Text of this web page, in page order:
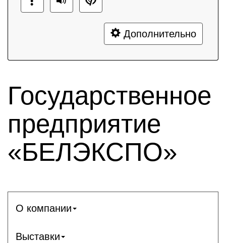
Дополнительно
Государственное
предприятие
«БЕЛЭКСПО»
О компании
Выставки